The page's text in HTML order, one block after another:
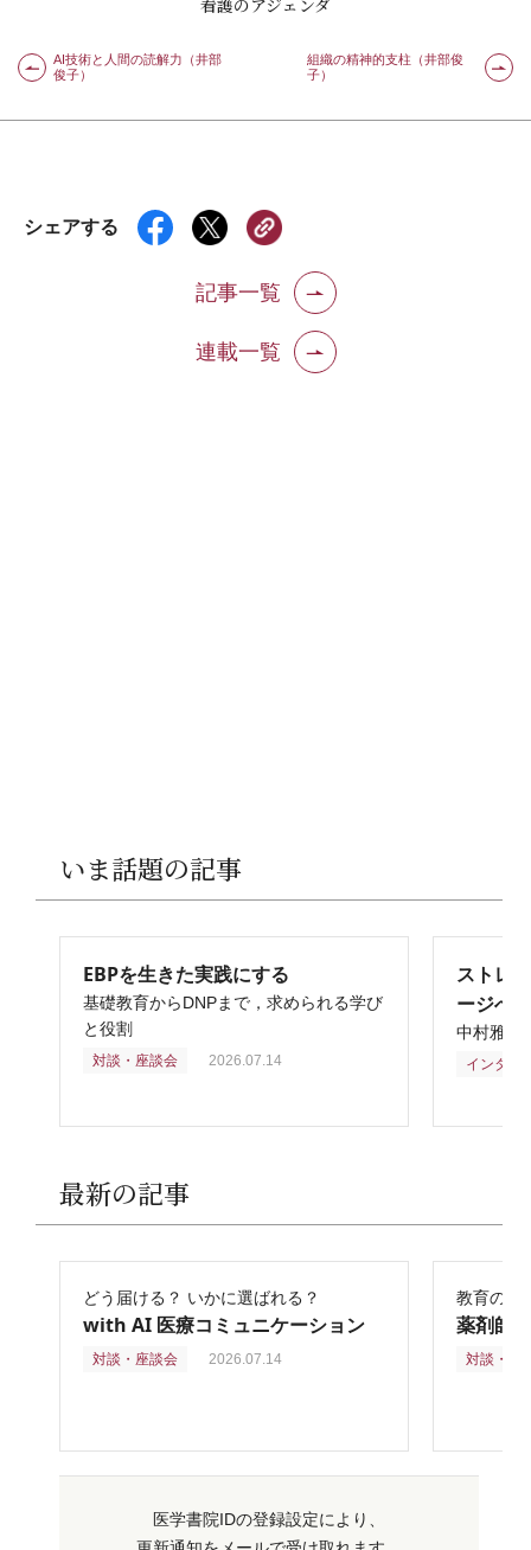
看護のアジェンダ
AI技術と人間の読解力（井部
俊子）
組織の精神的支柱（井部俊
子）
シェアする
記事一覧
連載一覧
いま話題の記事
EBPを生きた実践にする
基礎教育からDNPまで，求められる学び
と役割
対談・座談会 2026.07.14
ストレ
ージへ
中村雅俊
インタビ
最新の記事
どう届ける？ いかに選ばれる？
with AI 医療コミュニケーション
対談・座談会 2026.07.14
教育の再
薬剤師
対談・座
医学書院IDの登録設定により、